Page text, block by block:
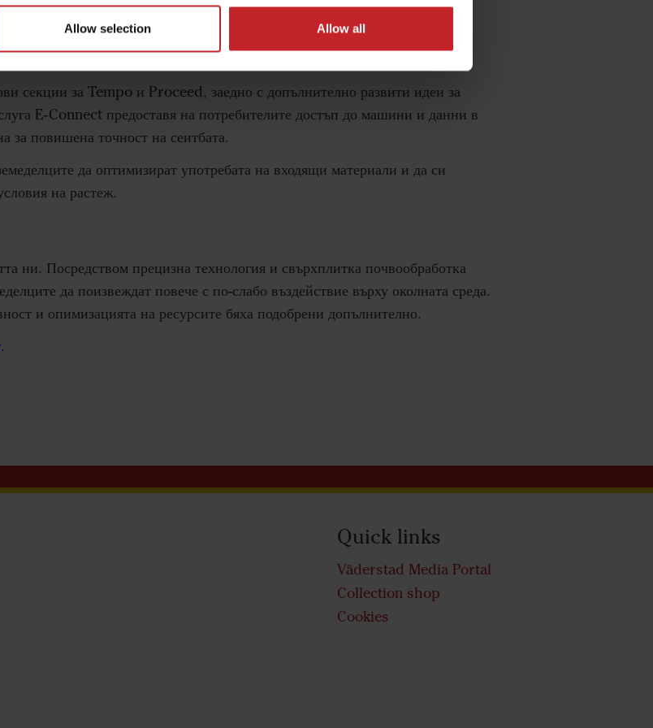
Allow selection Allow all
секции за Tempo и Proceed, заедно с допълнително развити идеи за
E-Connect предоставя на потребителите достъп до машини и данни в
за повишена точност на сеитбата.
да оптимизират употребата на входящи материали и да си
на растеж.
ни. Посредством прецизна технология и свърхплитка почвообработка
да поизвеждат повече с по-слабо въздействие върху околната среда.
и опимизацията на ресурсите бяха подобрени допълнително.
Quick links
Väderstad Media Portal
Collection shop
Cookies